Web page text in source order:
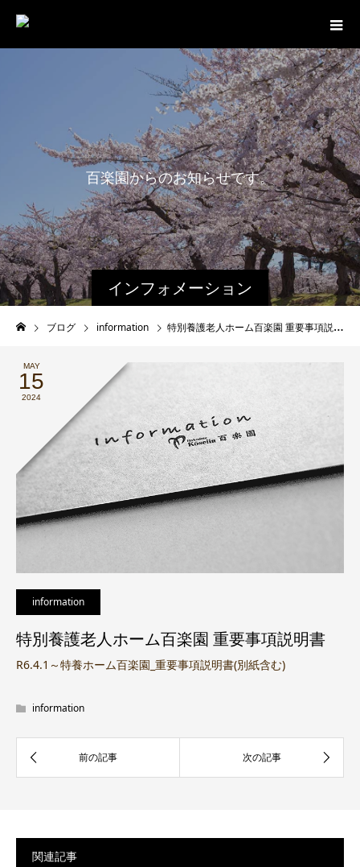
インフォメーション
百楽園からのお知らせです。
ブログ information 特別養護老人ホーム百楽園 重要事項説明書
MAY
15
2024
information
特別養護老人ホーム百楽園 重要事項説明書
R6.4.1～特養ホーム百楽園_重要事項説明書(別紙含む)
information
関連記事